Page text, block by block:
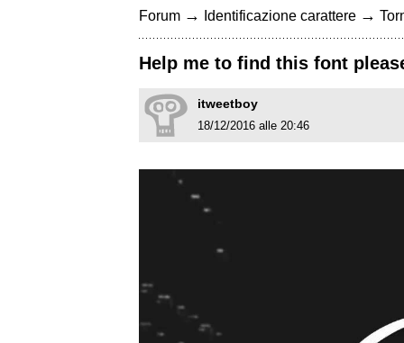
Forum → Identificazione carattere →
Help me to find this font
itweetboy
18/12/2016 alle 20:46